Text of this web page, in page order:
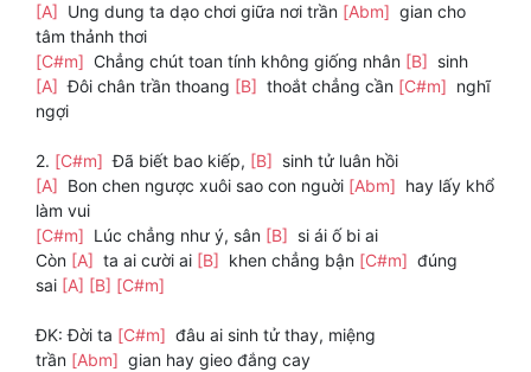
[A] Ung dung ta dạo chơi giữa nơi trần [Abm] gian cho
tâm thảnh thơi
[C#m] Chẳng chút toan tính không giống nhân [B] sinh
[A] Đôi chân trần thoang [B] thoắt chẳng cần [C#m] nghĩ
ngợi
2. [C#m] Đã biết bao kiếp, [B] sinh tử luân hồi
[A] Bon chen ngược xuôi sao con nguời [Abm] hay lấy khổ
làm vui
[C#m] Lúc chẳng như ý, sân [B] si ái ố bi ai
Còn [A] ta ai cười ai [B] khen chẳng bận [C#m] đúng
sai [A] [B] [C#m]
ĐK: Đời ta [C#m] đâu ai sinh tử thay, miệng
trần [Abm] gian hay gieo đắng cay